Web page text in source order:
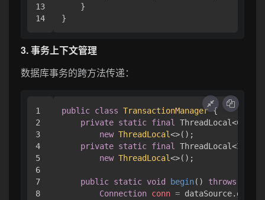
13
    }
3. 事务上下文管理
数据库事务的跨方法传递：
1
2
3
4
5
6
7
8
public class TransactionManager {
private static final
new ThreadLocal<>();
private static final
new ThreadLocal<>();
public static void begin() throws
Connection conn =